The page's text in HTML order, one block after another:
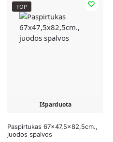
TOP
Išparduota
Paspirtukas 67×47,5×82,5cm.,
juodos spalvos